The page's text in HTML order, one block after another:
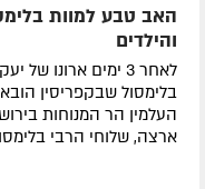
האב טבע למוות
והילדים
לאחר 3 ימים ארונו
בלימסול שבקפריסין
העלמין הר המנוחות
ארצה, שלוחי הרבי